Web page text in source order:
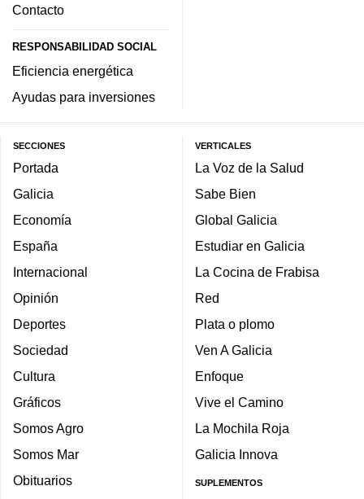
Contacto
RESPONSABILIDAD SOCIAL
Eficiencia energética
Ayudas para inversiones
SECCIONES
Portada
Galicia
Economía
España
Internacional
Opinión
Deportes
Sociedad
Cultura
Gráficos
Somos Agro
Somos Mar
Obituarios
VERTICALES
La Voz de la Salud
Sabe Bien
Global Galicia
Estudiar en Galicia
La Cocina de Frabisa
Red
Plata o plomo
Ven A Galicia
Enfoque
Vive el Camino
La Mochila Roja
Galicia Innova
SUPLEMENTOS